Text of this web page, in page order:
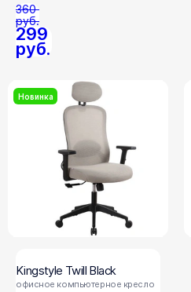
299
руб.
360
руб.
Новинка
Kingstyle Twill Black
офисное компьютерное кресло